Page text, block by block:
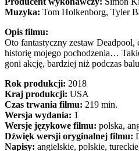
Muzyka: Tom Holkenborg, Tyler
Opis filmu:
Oto fantastyczny zestaw
historię mojego pochodzenia…
goni akcję, bardziej niż podczas
Rok produkcji: 2018
Kraj produkcji: USA
Czas trwania filmu: 219 min.
Wersja wydania: 1
Wersje językowe filmu: polska,
Dźwięk wersji oryginalnej filmu:
Napisy: angielskie, polskie,